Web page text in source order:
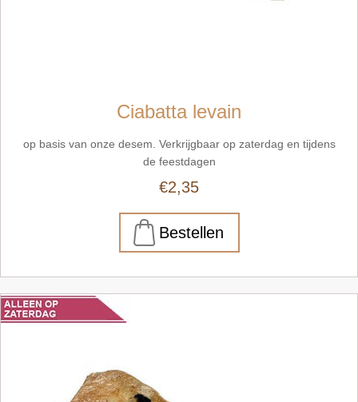
Ciabatta levain
op basis van onze desem. Verkrijgbaar op zaterdag en tijdens
de feestdagen
€2,35